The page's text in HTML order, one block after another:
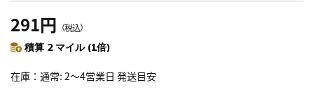
291円 （税込）
積算 2 マイル (1倍)
在庫 通常: 2～4営業日 発送目安